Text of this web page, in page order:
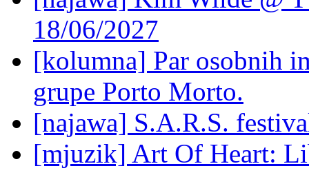
18/06/2027
[kolumna] Par osobnih
grupe Porto Morto.
[najawa] S.A.R.S.
[mjuzik] Art Of Heart: